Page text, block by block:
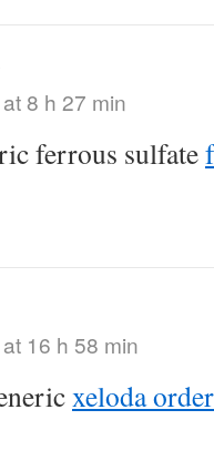
8 h 27 min
ferrous sulfate
16 h 58 min
xeloda